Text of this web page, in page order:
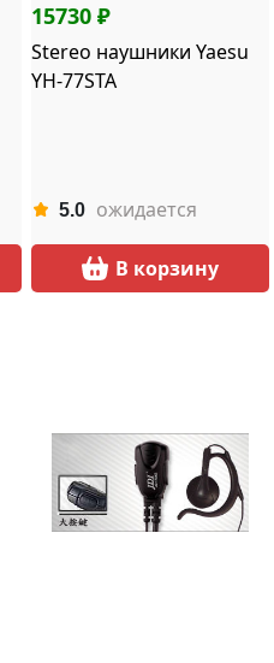
15730 ₽
Stereo наушники Yaesu
YH-77STA
5.0 ожидается
В корзину